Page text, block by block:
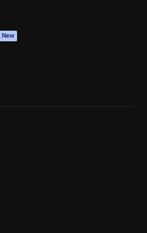
New